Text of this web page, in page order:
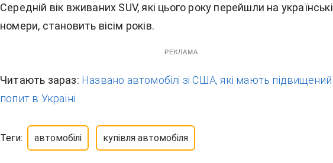
Середній вік вживаних SUV, які цього року перейшли на українські
номери, становить вісім років.
РЕКЛАМА
Читають зараз: Названо автомобілі зі США, які мають підвищений
попит в Україні.
Теги: автомобілі купівля автомобіля